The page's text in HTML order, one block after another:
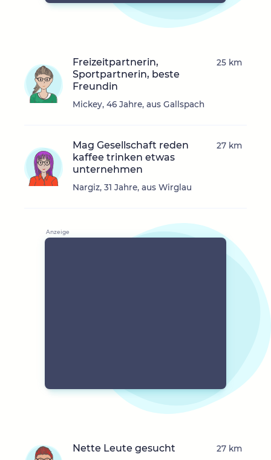
Freizeitpartnerin,
Sportpartnerin, beste
Freundin
Mickey, 46 Jahre, aus Gallspach
25 km
Mag Gesellschaft reden
kaffee trinken etwas
unternehmen
Nargiz, 31 Jahre, aus Wirglau
27 km
Nette Leute gesucht 27 km